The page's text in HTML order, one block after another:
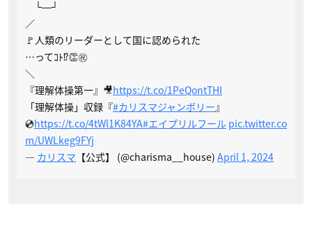
└―┘
／
🚩人類のリーダーとして国に認められた
…ってｺﾄ⁉︎👏㊗️
＼
『理解体操第一』🎥https://t.co/1PeQontTHI
「理解体操」収録『#カリスマジャンボリー 』
💿https://t.co/4tWl1K84YA#エイプリルフール pic.twitter.co
m/UWLkeg9FYj
— カリスマ 【公式】 (@charisma__house) April 1, 2024